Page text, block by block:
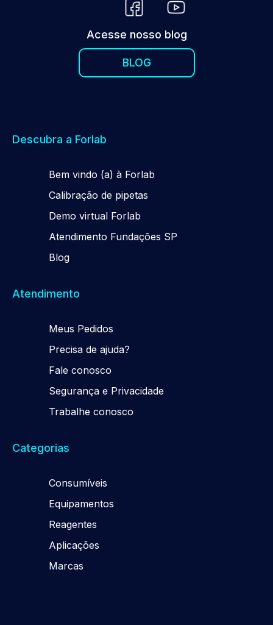
Acesse nosso blog
BLOG
Descubra a Forlab
Bem vindo (a) à Forlab
Calibração de pipetas
Demo virtual Forlab
Atendimento Fundações SP
Blog
Atendimento
Meus Pedidos
Precisa de ajuda?
Fale conosco
Segurança e Privacidade
Trabalhe conosco
Categorias
Consumíveis
Equipamentos
Reagentes
Aplicações
Marcas